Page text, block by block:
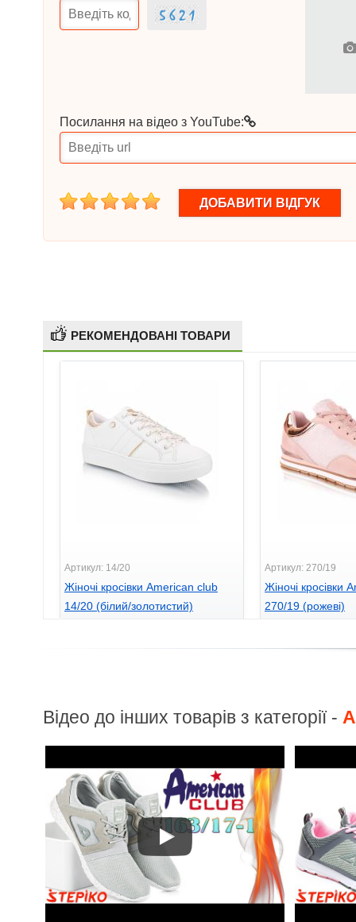
Посилання на відео з YouTube:
1 2 3 4 5
РЕКОМЕНДОВАНІ ТОВАРИ
Артикул: 14/20
Жіночі кросівки American club
14/20 (білий/золотистий)
Артикул: 270/19
Жіночі кросівки
270/19 (рожеві)
Артикул: 164/17-1
Жіночі кросівки AMERICAN CLUB
Відео до інших товарів з категорії -